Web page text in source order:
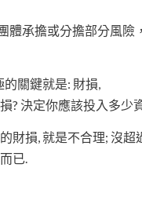
體承擔或分擔部分風險
的關鍵就是: 財損,
? 決定你應該投入多少
財損, 就是不合理; 沒超
已.